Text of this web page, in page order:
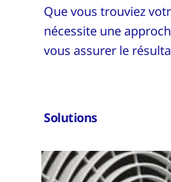
Que vous trouviez
nécessite une
vous assurer le
Solutions